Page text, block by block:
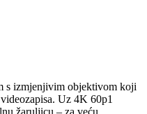
s izmjenjivim objektivom koji
Uz 4K 60p1
žaruljicu – za veću